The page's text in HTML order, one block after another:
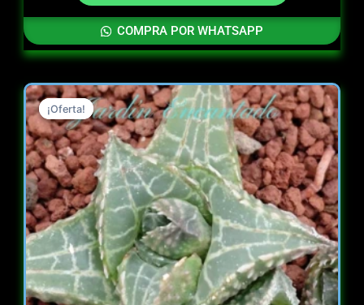
COMPRA POR WHATSAPP
¡Oferta!
¡Oferta!
Original
price
was:
$ 47.000.
Current
price
is:
$ 30.000.